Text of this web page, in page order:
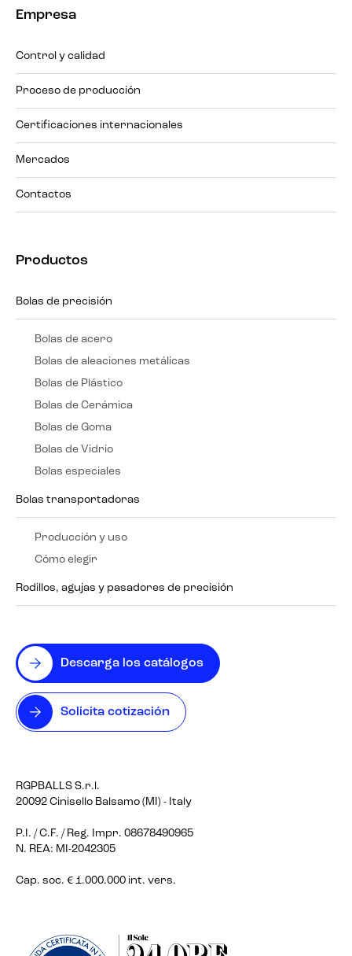
Descarga los catálogos
Solicita cotización
RGPBALLS S.r.l.
20092 Cinisello Balsamo (MI) - Italy
P.I. / C.F. / Reg. Impr. 08678490965
N. REA: MI-2042305
Cap. soc. € 1.000.000 int. vers.
Empresa
Control y calidad
Proceso de producción
Certificaciones internacionales
Mercados
Contactos
Productos
Bolas de precisión
Bolas de acero
Bolas de aleaciones metálicas
Bolas de Plástico
Bolas de Cerámica
Bolas de Goma
Bolas de Vidrio
Bolas especiales
Bolas transportadoras
Producción y uso
Cómo elegir
Rodillos, agujas y pasadores de precisión